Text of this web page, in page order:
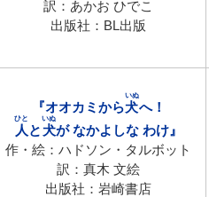
訳：あかお ひでこ
出版社：BL出版
『オオカミから犬
いぬ
へ！
人
ひと
と犬
いぬ
が なかよしな わけ』
作・絵：ハドソン・タルボット
訳：真木 文絵
出版社：岩崎書店